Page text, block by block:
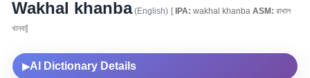
Wakhal khanba(English) [IPA: wakhal khanba ASM: ৱাখাল
খানবা]
▶AI Dictionary Details